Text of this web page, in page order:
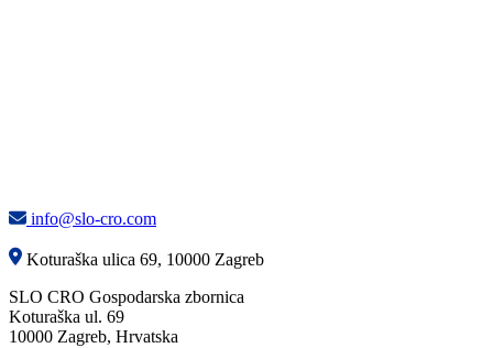
info@slo-cro.com
Koturaška ulica 69, 10000 Zagreb
SLO CRO Gospodarska zbornica
Koturaška ul. 69
10000 Zagreb, Hrvatska